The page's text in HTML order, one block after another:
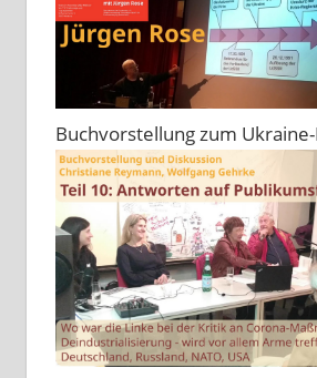
Buchvorstellung zum